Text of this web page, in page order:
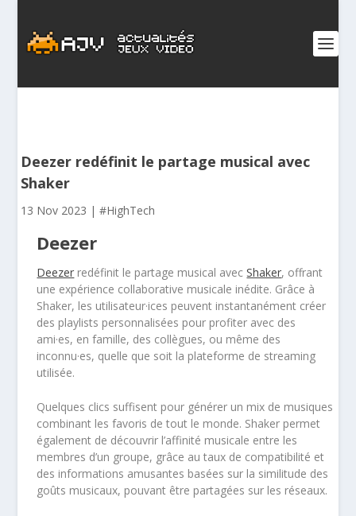
Deezer redéfinit le partage musical avec
Shaker
13 Nov 2023 |#HighTech
Deezer
Deezer redéfinit le partage musical avecShaker, offrant
une expérience collaborative musicale inédite. Grâce à
Shaker, les utilisateur·ices peuvent instantanément créer
des playlists personnalisées pour profiter avec des
ami·es, en famille, des collègues, ou même des
inconnu·es, quelle que soit la plateforme de streaming
utilisée.
Quelques clics suffisent pour générer un mix de musiques
combinant les favoris de tout le monde. Shaker permet
également de découvrir l’affinité musicale entre les
membres d’un groupe, grâce au taux de compatibilité et
des informations amusantes basées sur la similitude des
goûts musicaux, pouvant être partagées sur les réseaux.